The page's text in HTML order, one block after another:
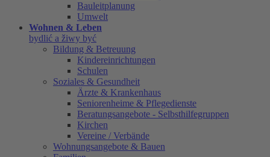
Bauleitplanung
Umwelt
Wohnen & Leben
bydlić a žiwy być
Bildung & Betreuung
Kindereinrichtungen
Schulen
Soziales & Gesundheit
Ärzte & Krankenhaus
Seniorenheime & Pflegedienste
Beratungsangebote - Selbsthilfegruppen
Kirchen
Vereine / Verbände
Wohnungsangebote & Bauen